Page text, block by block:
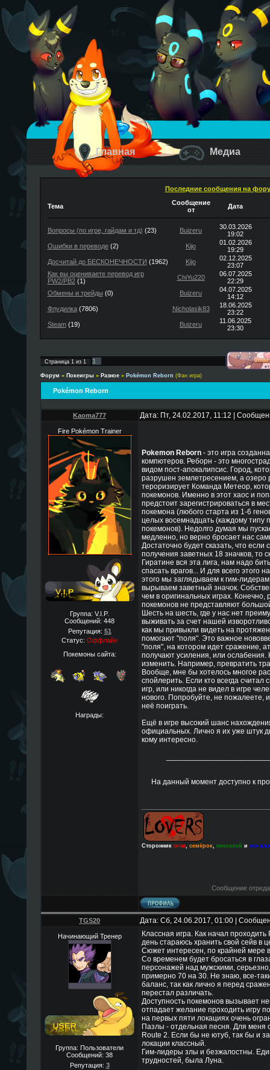
Главная Медиа
Последние сообщения на
Тема
Сообщение
от
Дата
Вопросы (по игре, гайдам и тд) (23) Buizeru
30.03.2026
19:02
Ошибки в переводе(2) Kijo
01.02.2026
19:29
Досчитай до БЕСКОНЕЧНОСТИ (1962) Kijo
02.12.2025
23:07
Как вы оцениваете перевод игр
PW2/PB2(1) ChiYu220
06.07.2025
22:29
Обмены и трейды (0) Buizeru
04.07.2025
14:12
Флудилка(7806) Nicholasik83
18.06.2025
23:22
Steam(19) Buizeru
11.06.2025
23:30
Страница 1из 1 1
Форум » Покеигры » Разное » Pokémon Reborn (Фан игра)
Pokémon Reborn
Kaoma777 Дата: Пт, 24.02.2017, 11:12 |
Fire Pokémon Trainer
Группа: V.I.P.
Сообщений: 448
Репутация: 51
Статус: Оффлайн
Покемоны сайта:
Награды:
Pokemon Reborn- это игра
компютеров. Реборн - это
видом пост-апокалипсис. Город,
разрушен землетресением, а озеро
тероризирует Команда Метеор,
покемонов. Именно в этот хаос и
предстоит зарегистрироваться в
покемона (любого старта из 1-6
целых восемнадцать (каждому типу
покемонов). Недолго думая мы
медленно, но верно бросает нас
Достаточно будет сказать, что
получения заветных 18 значков, то
Гиратине вся эта лига, нам надо
спасать врагов... И для всего этого
этого мы заглядываем к гим-
вырываем заветный значок.
чем в оригинальных играх.
покемонов не представляют
Шесть на шесть, где у нас нет
выживать за счет нашей
как мы привыкли видеть на
помогают "поля". Это важное
"поля", на котором идет сражение,
получают усиления, или
изменить. Например, превратить
Вообще, мне бы хотелось многое
спойлерить. Если кто всегда
игр, или никогда не видел в игре
нового. Попробуйте, не пожалеете,
неё поиграть.
Ещё в игре высокий шанс
официальных. Лично я их уже штук
кому интересно.
На данный момент доступно к
Сторонник огня, семёрок, пикселей и
Сообщение
TGS20 Дата: Сб, 24.06.2017, 01:00 |
Начинающий Тренер
Группа: Пользователи
Сообщений: 38
Репутация: 3
Классная игра. Как начал
день стараюсь хранить свой сейв в
Сюжет интересен, по крайней мере
Со временем будет бросаться в
персонажей над мужскими,
примерно 70 на 30. Не знаю, все-
баланс, так как лично я перед
перестал различать.
Доступность покемонов вызывает
отпадает желание проходить игру
на первых пяти локациях очень
Пазлы - отдельная песня. Для
Route 2. Если бы не ютуб, так бы и
локации классный.
Гим-лидеры злы и безжалостны.
трудностей, была Луна.